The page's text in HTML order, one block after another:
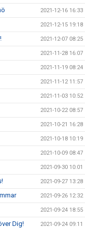
2021-12-16 16:33
2021-12-15 19:18
2021-12-07 08:25
2021-11-28 16:07
2021-11-19 08:24
2021-11-12 11:57
2021-11-03 10:52
2021-10-22 08:57
2021-10-21 16:28
2021-10-18 10:19
2021-10-09 08:47
2021-09-30 10:01
2021-09-27 13:28
2021-09-26 12:32
2021-09-24 18:55
Dig! 2021-09-24 09:11